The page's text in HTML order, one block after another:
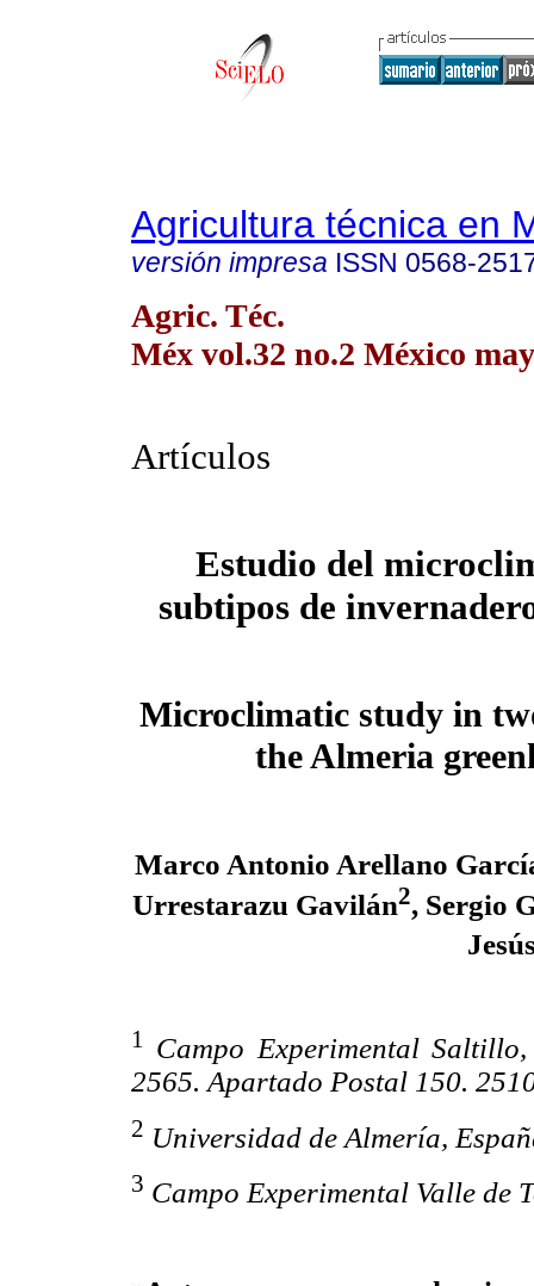
Agricultura técnica en
versión impresa ISSN 0568-
Agric. Téc.
Méx vol.32 no.2 México
Artículos
Estudio del
subtipos de
Microclimatic study in
the Almeria
Marco Antonio Arellano
Urrestarazu Gavilán2, Sergio
1
Campo Experimental
2565. Apartado Postal 150.
2 Universidad de Almería,
3 Campo Experimental Valle de